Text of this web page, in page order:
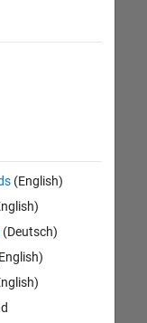
(English)
(Deutsch)